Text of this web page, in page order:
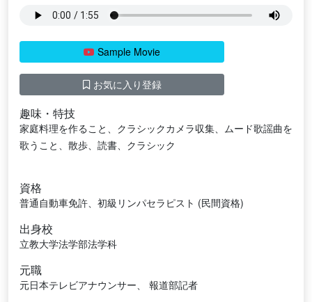
Sample Movie
お気に入り登録
趣味・特技
家庭料理を作ること、クラシックカメラ収集、ムード歌謡曲を
歌うこと、散歩、読書、クラシック
資格
普通自動車免許、初級リンパセラピスト (民間資格)
出身校
立教大学法学部法学科
元職
元日本テレビアナウンサー、 報道部記者